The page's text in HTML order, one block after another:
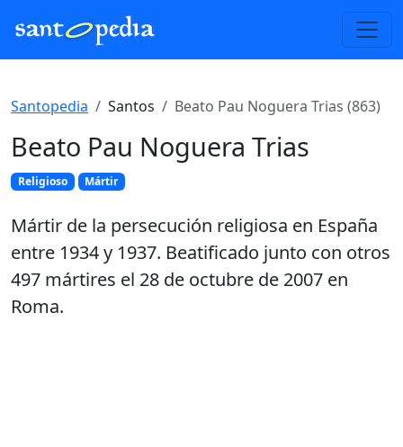
Santopedia Santos Beato Pau Noguera Trias (863)
Beato Pau Noguera Trias
Religioso Mártir
Mártir de la persecución religiosa en España
entre 1934 y 1937. Beatificado junto con otros
497 mártires el 28 de octubre de 2007 en
Roma.